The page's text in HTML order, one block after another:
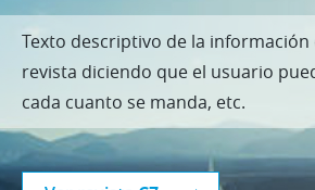
Texto descriptivo de la información
revista diciendo que el usuario
cada cuanto se manda, etc.